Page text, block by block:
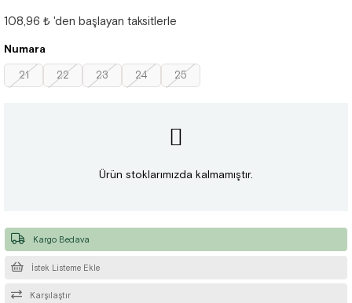
108,96 ₺ 'den başlayan taksitlerle
Numara
21 22 23 24 25
Ürün stoklarımızda kalmamıştır.
İstek Listeme Ekle
Karşılaştır
Kargo Bedava